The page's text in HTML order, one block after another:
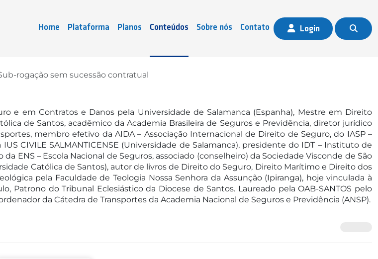
Home Plataforma Planos Conteúdos Sobre nós Contato Login
rogação sem sucessão contratual
e em Contratos e Danos pela Universidade de Salamanca (Espanha), Mestre em Direito
de Santos, acadêmico da Academia Brasileira de Seguros e Previdência, diretor jurídico
membro efetivo da AIDA – Associação Internacional de Direito de Seguro, do IASP –
CIVILE SALMANTICENSE (Universidade de Salamanca), presidente do IDT – Instituto de
ENS – Escola Nacional de Seguros, associado (conselheiro) da Sociedade Visconde de São
Católica de Santos), autor de livros de Direito do Seguro, Direito Marítimo e Direito dos
pela Faculdade de Teologia Nossa Senhora da Assunção (Ipiranga), hoje vinculada à
Patrono do Tribunal Eclesiástico da Diocese de Santos. Laureado pela OAB-SANTOS pelo
da Cátedra de Transportes da Academia Nacional de Seguros e Previdência (ANSP).